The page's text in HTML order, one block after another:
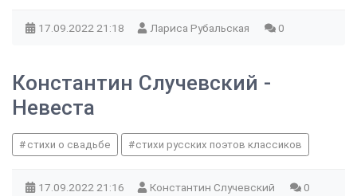
17.09.2022 21:18 Лариса Рубальская 0
Константин Случевский -
Невеста
стихи о свадьбе стихи русских поэтов классиков
17.09.2022 21:16 Константин Случевский 0